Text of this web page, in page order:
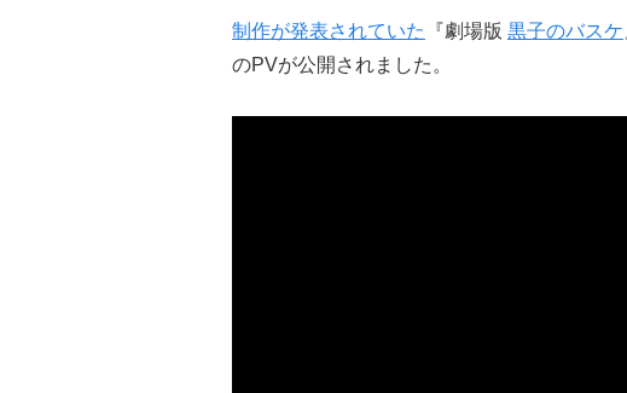
制作が発表されていた 『劇場版 黒子のバスケ
のPVが公開されました。